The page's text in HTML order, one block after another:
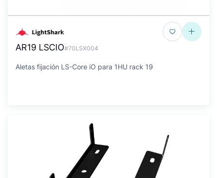
AR19 LSCIO#70LSX004
Aletas fijación LS-Core iO para 1HU rack 19